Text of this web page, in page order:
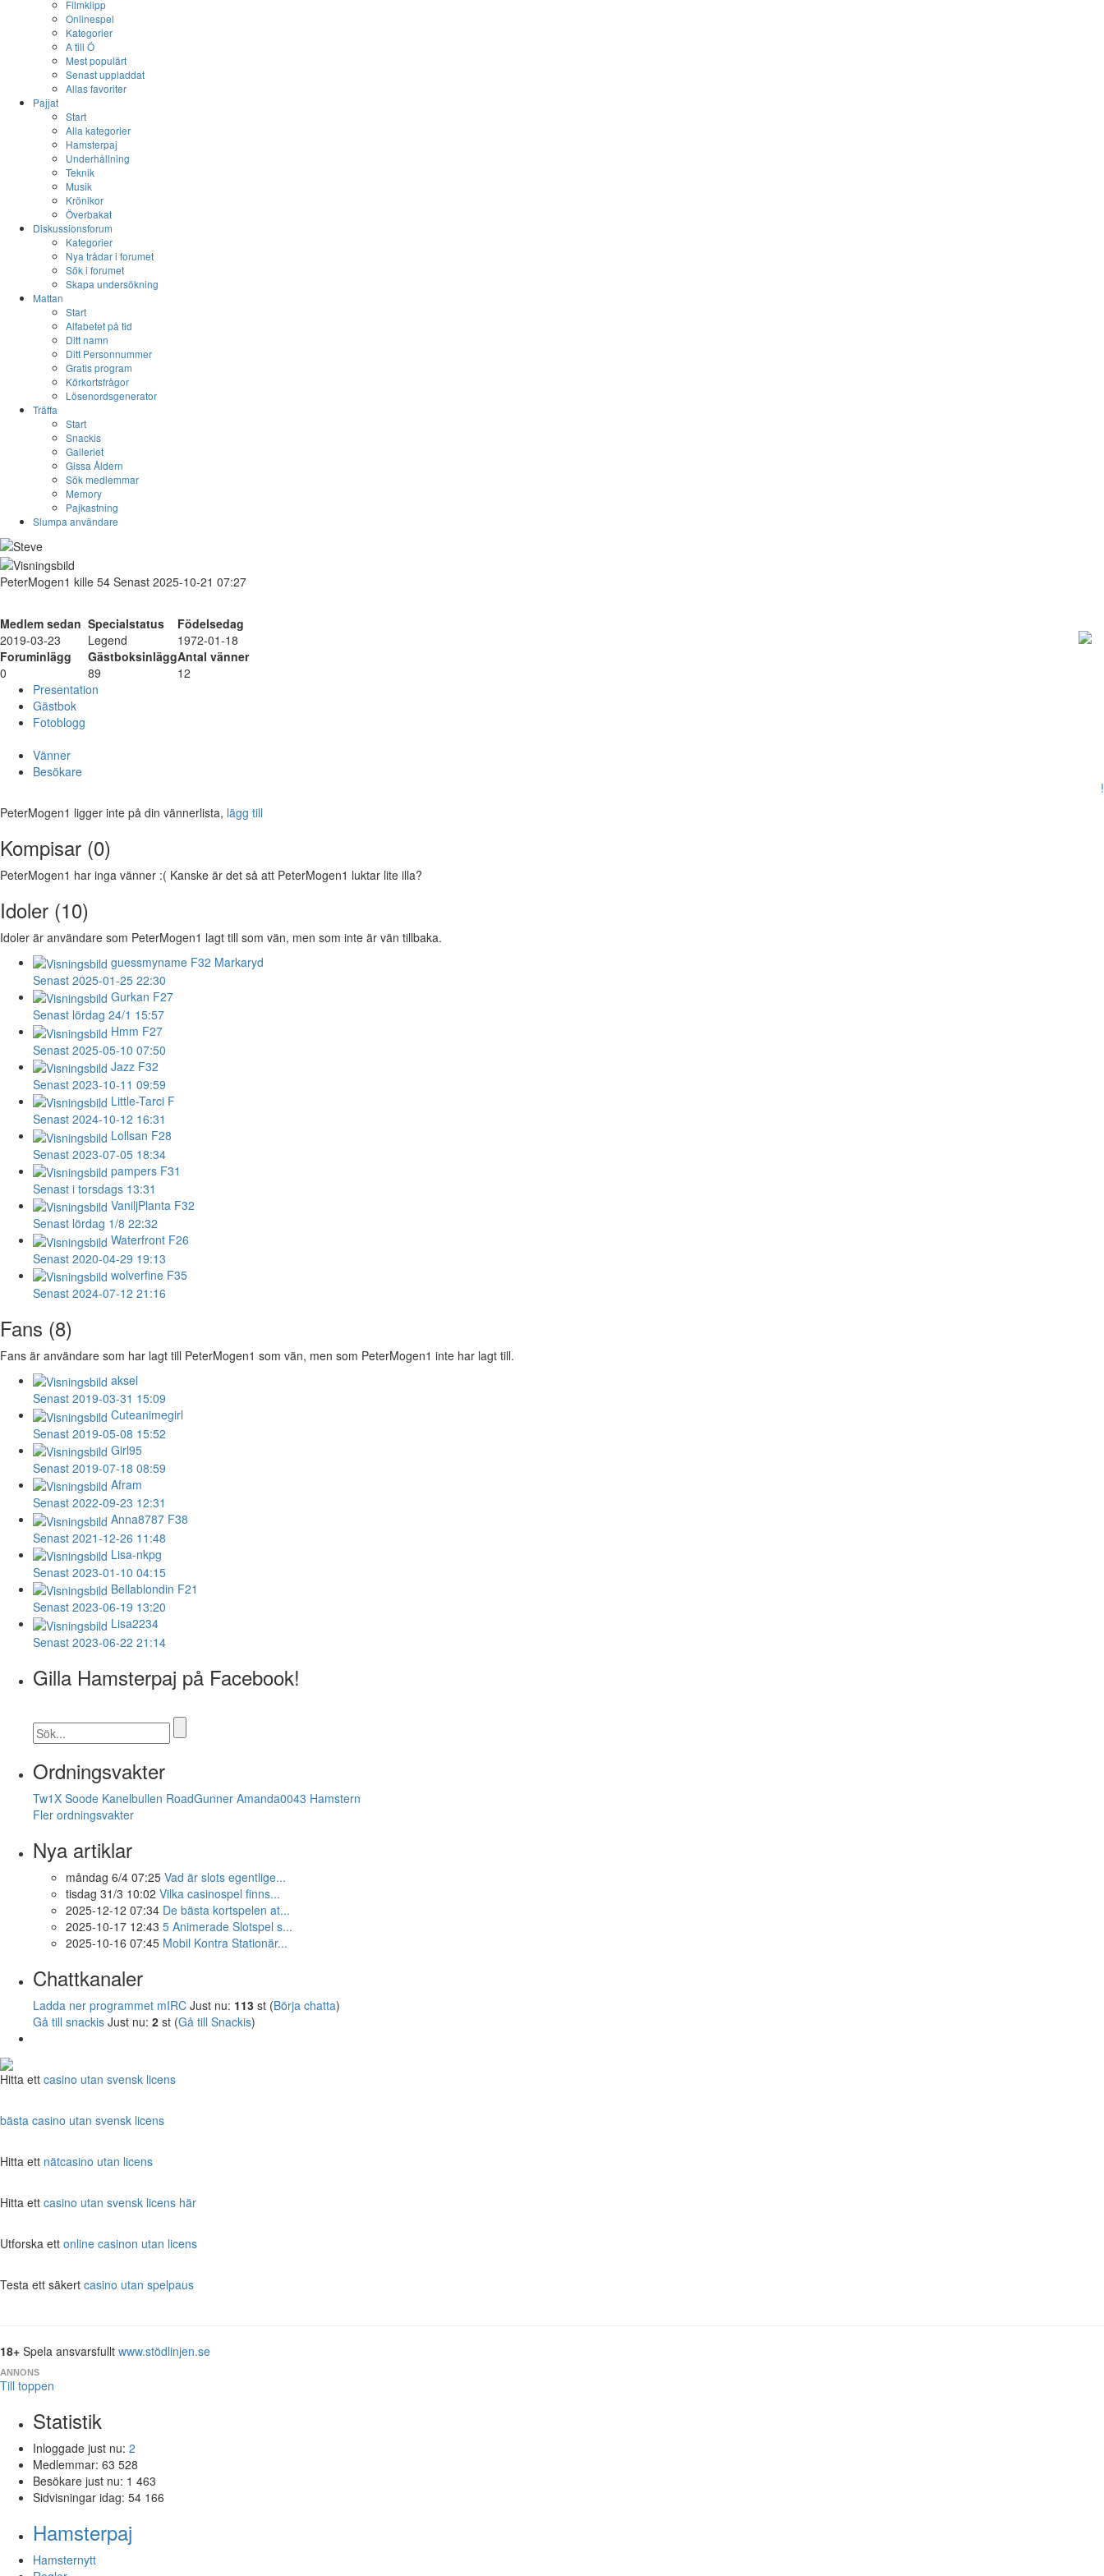
Filmklipp
Onlinespel
Kategorier
A till Ö
Mest populärt
Senast uppladdat
Allas favoriter
Pajjat
Start
Alla kategorier
Hamsterpaj
Underhållning
Teknik
Musik
Krönikor
Överbakat
Diskussionsforum
Kategorier
Nya trådar i forumet
Sök i forumet
Skapa undersökning
Mattan
Start
Alfabetet på tid
Ditt namn
Ditt Personnummer
Gratis program
Körkortsfrågor
Lösenordsgenerator
Träffa
Start
Snackis
Galleriet
Gissa Åldern
Sök medlemmar
Memory
Pajkastning
Slumpa användare
PeterMogen1 kille 54 Senast 2025-10-21 07:27
Medlem sedan Specialstatus
Födelsedag
2019-03-23
Legend
1972-01-18
Foruminlägg
GästboksinläggAntal vänner
0
89
12
Presentation
Gästbok
Fotoblogg
Vänner
Besökare
!
PeterMogen1 ligger inte på din vännerlista, lägg till
Kompisar (0)
PeterMogen1 har inga vänner :( Kanske är det så att PeterMogen1 luktar lite illa?
Idoler (10)
Idoler är användare som PeterMogen1 lagt till som vän, men som inte är vän tillbaka.
guessmyname F32 Markaryd
Senast 2025-01-25 22:30
Gurkan F27
Senast lördag 24/1 15:57
Hmm F27
Senast 2025-05-10 07:50
Jazz F32
Senast 2023-10-11 09:59
Little-Tarci F
Senast 2024-10-12 16:31
Lollsan F28
Senast 2023-07-05 18:34
pampers F31
Senast i torsdags 13:31
VaniljPlanta F32
Senast lördag 1/8 22:32
Waterfront F26
Senast 2020-04-29 19:13
wolverfine F35
Senast 2024-07-12 21:16
Fans (8)
Fans är användare som har lagt till PeterMogen1 som vän, men som PeterMogen1 inte har lagt till.
aksel
Senast 2019-03-31 15:09
Cuteanimegirl
Senast 2019-05-08 15:52
Girl95
Senast 2019-07-18 08:59
Afram
Senast 2022-09-23 12:31
Anna8787 F38
Senast 2021-12-26 11:48
Lisa-nkpg
Senast 2023-01-10 04:15
Bellablondin F21
Senast 2023-06-19 13:20
Lisa2234
Senast 2023-06-22 21:14
Gilla Hamsterpaj på Facebook!
Ordningsvakter
Tw1X Soode Kanelbullen RoadGunner Amanda0043 Hamstern
Fler ordningsvakter
Nya artiklar
måndag 6/4 07:25 Vad är slots egentlige...
tisdag 31/3 10:02 Vilka casinospel finns...
2025-12-12 07:34 De bästa kortspelen at...
2025-10-17 12:43 5 Animerade Slotspel s...
2025-10-16 07:45 Mobil Kontra Stationär...
Chattkanaler
Ladda ner programmet mIRC Just nu: 113 st (Börja chatta)
Gå till snackis Just nu: 2 st (Gå till Snackis)
Hitta ett casino utan svensk licens
bästa casino utan svensk licens
Hitta ett nätcasino utan licens
Hitta ett casino utan svensk licens här
Utforska ett online casinon utan licens
Testa ett säkert casino utan spelpaus
18+ Spela ansvarsfullt www.stödlinjen.se
ANNONS
Till toppen
Statistik
Inloggade just nu: 2
Medlemmar: 63 528
Besökare just nu: 1 463
Sidvisningar idag: 54 166
Hamsterpaj
Hamsternytt